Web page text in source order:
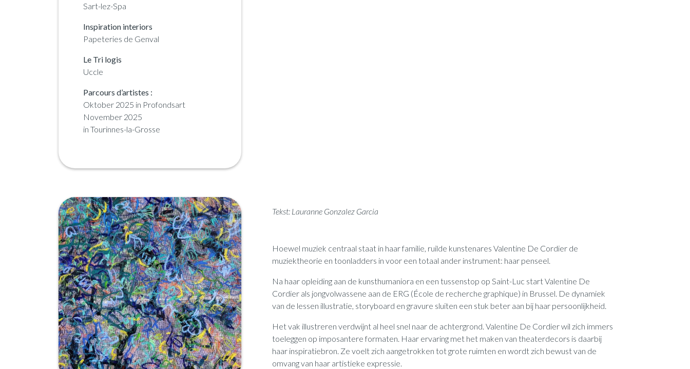
Sart-lez-Spa
Inspiration interiors
Papeteries de Genval
Le Tri logis
Uccle
Parcours d’artistes :
Oktober 2025 in Profondsart
November 2025
in Tourinnes-la-Grosse
Tekst: Lauranne Gonzalez Garcia
Hoewel muziek centraal staat in haar familie, ruilde kunstenares Valentine De Cordier de
muziektheorie en toonladders in voor een totaal ander instrument: haar penseel.
Na haar opleiding aan de kunsthumaniora en een tussenstop op Saint-Luc start Valentine De
Cordier als jongvolwassene aan de ERG (École de recherche graphique) in Brussel. De dynamiek
van de lessen illustratie, storyboard en gravure sluiten een stuk beter aan bij haar persoonlijkheid.
Het vak illustreren verdwijnt al heel snel naar de achtergrond. Valentine De Cordier wil zich immers
toeleggen op imposantere formaten. Haar ervaring met het maken van theaterdecors is daarbij
haar inspiratiebron. Ze voelt zich aangetrokken tot grote ruimten en wordt zich bewust van de
omvang van haar artistieke expressie.